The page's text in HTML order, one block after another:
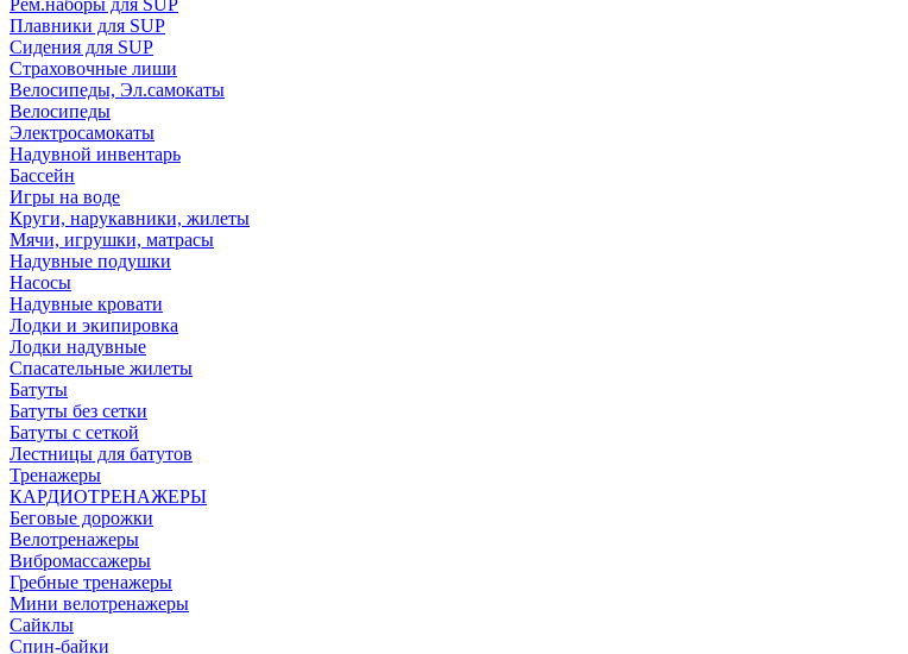
Рем.наборы для SUP
Плавники для SUP
Сидения для SUP
Страховочные лиши
Велосипеды, Эл.самокаты
Велосипеды
Электросамокаты
Надувной инвентарь
Бассейн
Игры на воде
Круги, нарукавники, жилеты
Мячи, игрушки, матрасы
Надувные подушки
Насосы
Надувные кровати
Лодки и экипировка
Лодки надувные
Спасательные жилеты
Батуты
Батуты без сетки
Батуты с сеткой
Лестницы для батутов
Тренажеры
КАРДИОТРЕНАЖЕРЫ
Беговые дорожки
Велотренажеры
Вибромассажеры
Гребные тренажеры
Мини велотренажеры
Сайклы
Спин-байки